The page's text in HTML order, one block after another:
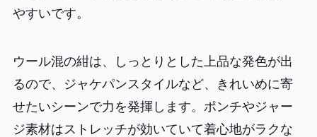
やすいです。
ウール混の紺は、しっとりとした上品な発色が出
るので、ジャケパンスタイルなど、きれいめに寄
せたいシーンで力を発揮します。ポンチやジャー
ジ素材はストレッチが効いていて着心地がラクな